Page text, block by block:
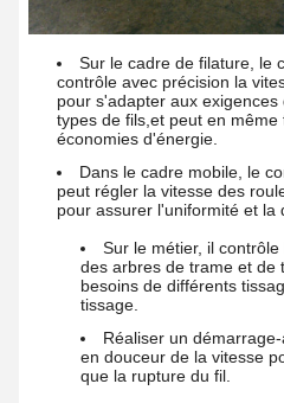
Sur le cadre de filature, le
contrôle avec précision la
pour s'adapter aux
types de fils,et peut en
économies d'énergie.
Dans le cadre mobile, le
peut régler la vitesse des
pour assurer l'uniformité et la
Sur le métier, il
des arbres de trame et de
besoins de différents
tissage.
Réaliser un
en douceur de la vitesse
que la rupture du fil.